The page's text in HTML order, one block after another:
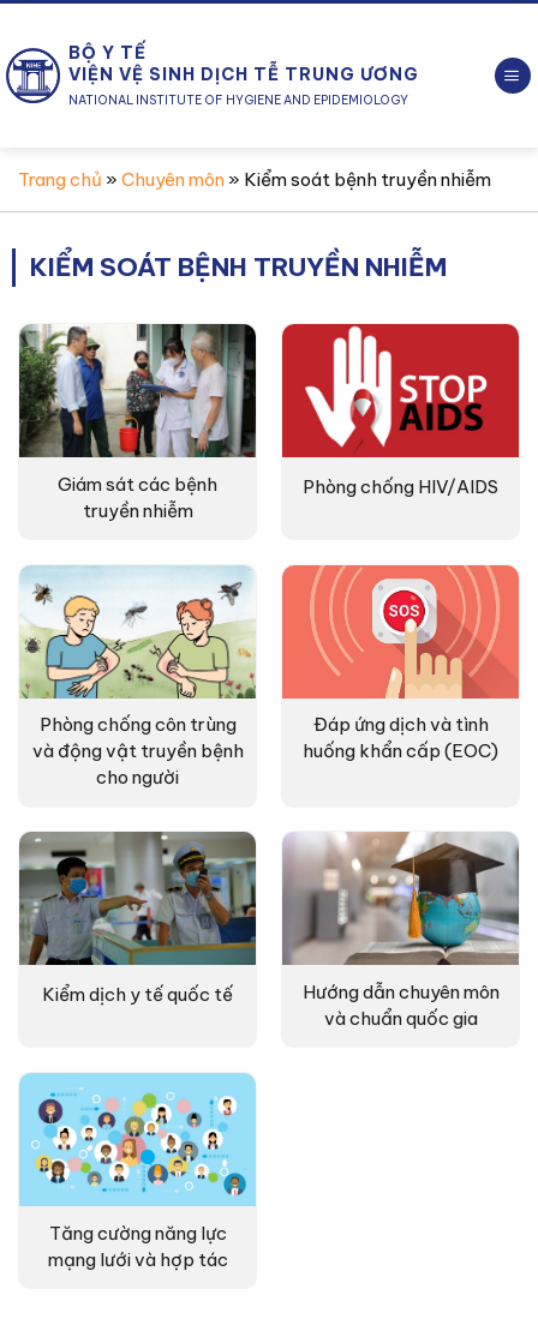
nội
dung
BỘ Y TẾ
VIỆN VỆ SINH DỊCH TỄ TRUNG ƯƠNG
NATIONAL INSTITUTE OF HYGIENE AND EPIDEMIOLOGY
Trang chủ » Chuyên môn » Kiểm soát bệnh truyền nhiễm
KIỂM SOÁT BỆNH TRUYỀN NHIỄM
Giám sát các bệnh
truyền nhiễm
Phòng chống HIV/AIDS
Phòng chống côn trùng
và động vật truyền bệnh
cho người
Đáp ứng dịch và tình
huống khẩn cấp (EOC)
Kiểm dịch y tế quốc tế
Hướng dẫn chuyên môn
và chuẩn quốc gia
Tăng cường năng lực
mạng lưới và hợp tác